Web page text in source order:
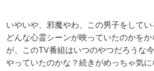
いやいや、邪魔やわ、この男子をしてい
どんな心霊シーンが映っていたのかを
が、このTV番組はいつのやつだろうな
やっていたのかな？続きがめっちゃ気に